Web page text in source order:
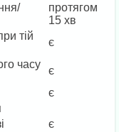
протягом
15 хв
тій
є
часу
є
є
є